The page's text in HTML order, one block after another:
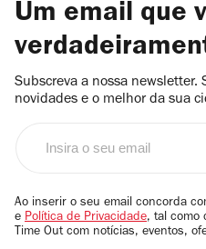
Um email que
Subscreva a nossa newsletter.
novidades e o melhor da sua
email
Ao inserir o seu email concorda
e Política de Privacidade, tal como
Time Out com notícias, eventos,